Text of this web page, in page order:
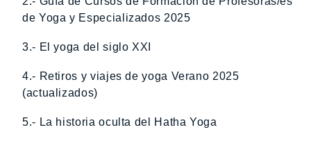
de Yoga y Especializados 2025
3.- El yoga del siglo XXI
4.- Retiros y viajes de yoga Verano 2025
(actualizados)
5.- La historia oculta del Hatha Yoga